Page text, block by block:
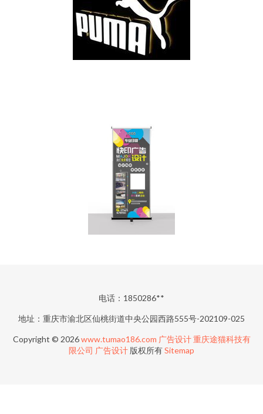
电话：1850286**
地址：重庆市渝北区仙桃街道中央公园西路555号-202109-025
Copyright © 2026www.tumao186.com 广告设计 重庆途猫科技有
限公司 广告设计 版权所有Sitemap